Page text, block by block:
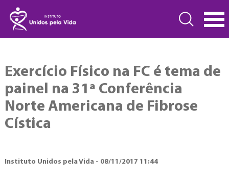
Exercício Físico na FC é tema de
painel na 31ª Conferência
Norte Americana de Fibrose
Cística
Instituto Unidos pela Vida - 08/11/2017 11:44